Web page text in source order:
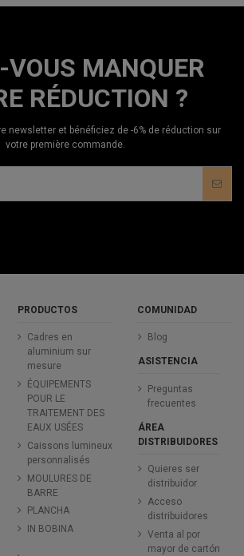
MANQUER
RÉDUCTION ?
newsletter et bénéficiez de -6% de réduction sur
votre première commande.
PRODUCTOS
Cadres en
aluminium sur
mesure
ÉQUIPEMENTS
POUR LE
TRAITEMENT DES
EAUX USÉES
Caissons lumineux
personnalisés
MOULURES DE
BARRE
PLANCHA
IN BOBINA
COMUNIDAD
Blog
ASISTENCIA
Preguntas
frecuentes
ÁREA
DISTRIBUIDORES
Quieres ser
distribuidor
Acceso
distribuidores
Venta al por
mayor de cartón